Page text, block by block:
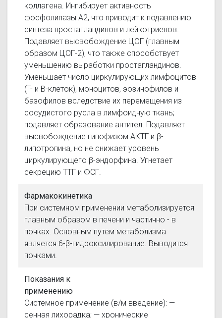
коллагена. Ингибирует активность
фосфолипазы А2, что приводит к подавлению
синтеза простагландинов и лейкотриенов.
Подавляет высвобождение ЦОГ (главным
образом ЦОГ-2), что также способствует
уменьшению выработки простагландинов.
Уменьшает число циркулирующих лимфоцитов
(T- и B-клеток), моноцитов, эозинофилов и
базофилов вследствие их перемещения из
сосудистого русла в лимфоидную ткань;
подавляет образование антител. Подавляет
высвобождение гипофизом АКТГ и β-
липотропина, но не снижает уровень
циркулирующего β-эндорфина. Угнетает
секрецию ТТГ и ФСГ.
Фармакокинетика
При системном применении метаболизируется
главным образом в печени и частично - в
почках. Основным путем метаболизма
является 6-β-гидроксилирование. Выводится
почками.
Показания к
применению
Системное применение (в/м введение): —
сенная лихорадка; — хронические